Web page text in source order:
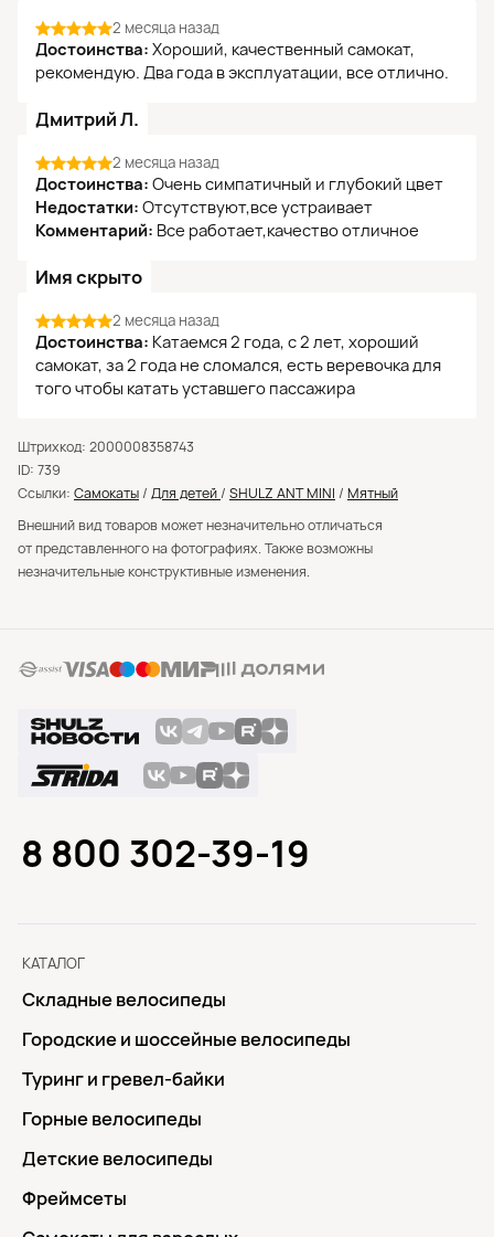
2 месяца назад
Достоинства: Хороший, качественный самокат,
рекомендую. Два года в эксплуатации, все отлично.
Дмитрий Л.
2 месяца назад
Достоинства: Очень симпатичный и глубокий цвет
Недостатки: Отсутствуют,все устраивает
Комментарий: Все работает,качество отличное
Имя скрыто
2 месяца назад
Достоинства: Катаемся 2 года, с 2 лет, хороший
самокат, за 2 года не сломался, есть веревочка для
того чтобы катать уставшего пассажира
Штрихкод: 2000008358743
ID: 739
Ссылки: Самокаты / Для детей / SHULZ ANT MINI / Мятный
Внешний вид товаров может незначительно отличаться
от представленного на фотографиях. Также возможны
незначительные конструктивные изменения.
КАТАЛОГ
Складные велосипеды
Городские и шоссейные велосипеды
Туринг и гревел-байки
Горные велосипеды
Детские велосипеды
Фреймсеты
8 800 302-39-19